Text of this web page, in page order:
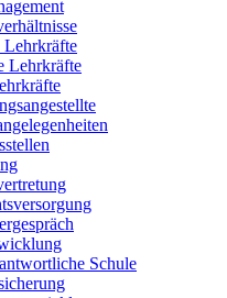
Lehrkräfte
Lehrkräfte
Schule